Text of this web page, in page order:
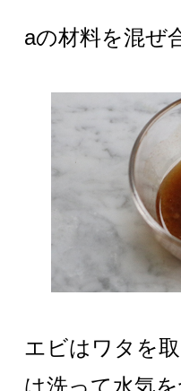
aの材料を混ぜ
エビはワタを
は洗って水気